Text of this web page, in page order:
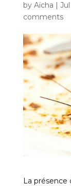
by Aïcha |
comments
La présence